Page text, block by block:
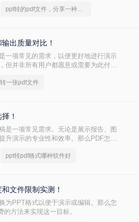
ppt转的pdf文件，分享一种简单的方法
出质量对比！
一项常见的需求，以便更好地进行演示
但并非所有用户都愿意或需要为此付
一张pdf文件
！
是一项常见需求。无论是展示报告、图
升演示的专业性和效率。那么PDF怎么
ppt转pdf格式哪种软件好
文件限制实测！
为PPT格式以便于演示或编辑。那么怎
方法来实现这一目标。